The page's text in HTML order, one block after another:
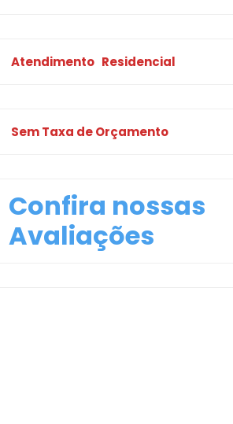
Atendimento Residencial
Sem Taxa de Orçamento
Confira nossas
Avaliações